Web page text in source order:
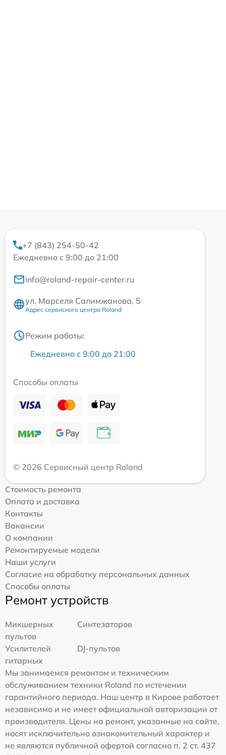
+7 (843) 254-50-42
Ежедневно с 9:00 до 21:00
info@roland-repair-center.ru
ул. Марселя Салимжанова, 5
Адрес сервисного центра Roland
Режим работы:
Ежедневно с 9:00 до 21:00
Способы оплаты
© 2026 Сервисный центр Roland
Стоимость ремонта
Оплата и доставка
Контакты
Вакансии
О компании
Ремонтируемые модели
Наши услуги
Согласие на обработку персональных данных
Способы оплаты
Ремонт устройств
Микшерных
пультов
Синтезаторов
Усилителей
гитарных
DJ-пультов
Мы занимаемся ремонтом и техническим
обслуживанием техники Roland по истечении
гарантийного периода. Наш центр в Кирове работает
независимо и не имеет официальной авторизации от
производителя. Цены на ремонт, указанные на сайте,
носят исключительно ознакомительный характер и
не являются публичной офертой согласно п. 2 ст. 437